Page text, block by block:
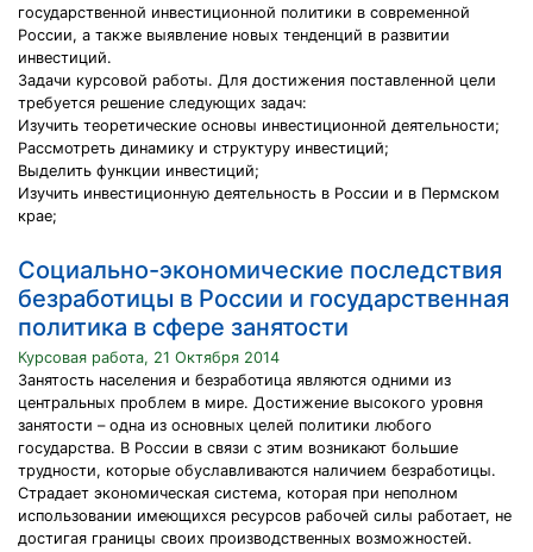
государственной инвестиционной политики в современной
России, а также выявление новых тенденций в развитии
инвестиций.
Задачи курсовой работы. Для достижения поставленной цели
требуется решение следующих задач:
Изучить теоретические основы инвестиционной деятельности;
Рассмотреть динамику и структуру инвестиций;
Выделить функции инвестиций;
Изучить инвестиционную деятельность в России и в Пермском
крае;
Социально-экономические последствия
безработицы в России и государственная
политика в сфере занятости
Курсовая работа, 21 Октября 2014
Занятость населения и безработица являются одними из
центральных проблем в мире. Достижение высокого уровня
занятости – одна из основных целей политики любого
государства. В России в связи с этим возникают большие
трудности, которые обуславливаются наличием безработицы.
Страдает экономическая система, которая при неполном
использовании имеющихся ресурсов рабочей силы работает, не
достигая границы своих производственных возможностей.